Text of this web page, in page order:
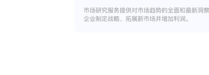
市场研究服务提供对市场趋势的全面和最新洞
企业制定战略、拓展新市场并增加利润。